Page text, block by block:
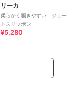
リーカ
柔らかく履きやすい ジュー
トスリッポン
¥5,280